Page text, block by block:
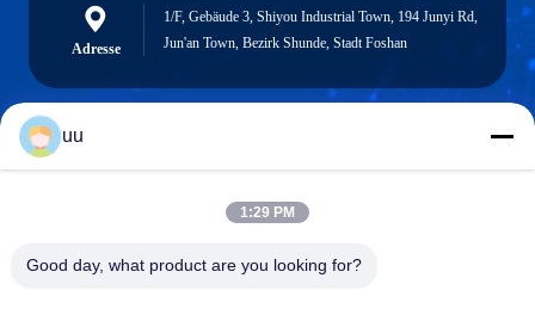
Adresse
1/F, Gebäude 3, Shiyou Industrial Town, 194 Junyi Rd,
Jun'an Town, Bezirk Shunde, Stadt Foshan
uu
1:29 PM
Good day, what product are you looking for?